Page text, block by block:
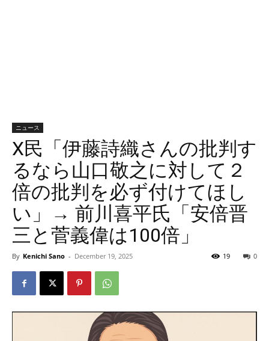
ニュース
X民「伊藤詩織さんの批判す
るなら山口敬之に対して２
倍の批判を必ず付けてほし
い」→ 前川喜平氏「安倍晋
三と菅義偉は100倍」
By Kenichi Sano - December 19, 2025 0
19